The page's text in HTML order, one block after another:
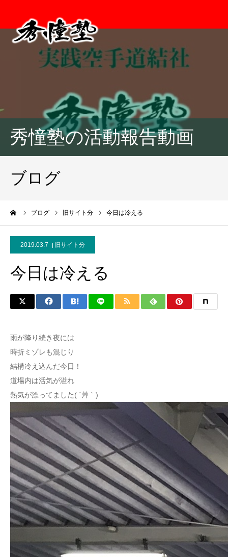
秀憧塾の活動報告動画
ブログ
ブログ 旧サイト分 今日は冷える
2019.03.7 旧サイト分
今日は冷える
雨が降り続き夜には
時折ミゾレも混じり
結構冷え込んだ今日！
道場内は活気が溢れ
熱気が漂ってました( ´艸｀)